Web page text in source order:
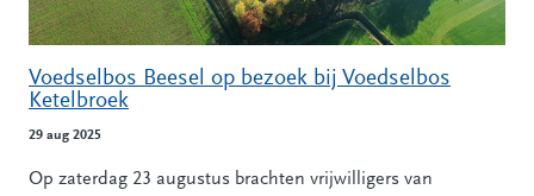
Voedselbos Beesel op bezoek bij Voedselbos
Ketelbroek
29 aug 2025
Op zaterdag 23 augustus brachten vrijwilligers van